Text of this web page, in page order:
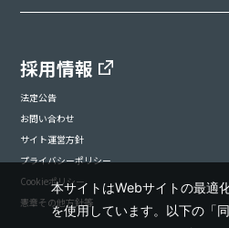
採用情報
法定公告
お問い合わせ
サイト運営方針
プライバシーポリシー
Cookieポリシー
憲章その他方針等
本サイトはWebサイトの最適
を使用しています。以下の「